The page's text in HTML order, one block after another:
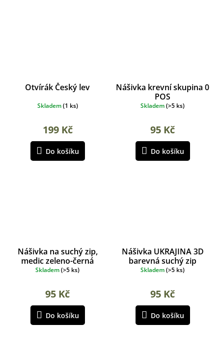
Otvírák Český lev
Skladem(1 ks)
199 Kč
Do košíku
Nášivka krevní skupina 0
POS
Skladem(>5 ks)
95 Kč
Do košíku
Nášivka na suchý zip,
medic zeleno-černá
5x5cm
Skladem(>5 ks)
95 Kč
Do košíku
Nášivka UKRAJINA 3D
barevná suchý zip
Skladem(>5 ks)
95 Kč
Do košíku